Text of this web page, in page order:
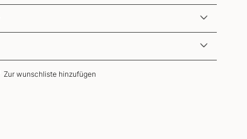
Zur wunschliste hinzufügen